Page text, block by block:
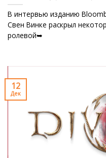
В интервью изданию
Свен Винке раскрыл
ролевой➥
12
Дек